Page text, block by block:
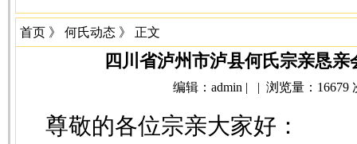
首页 》 何氏动态 》 正文
四川省泸州市泸县何氏宗亲恳
编辑：admin | | 浏览量：16679
尊敬的各位宗亲大家好：